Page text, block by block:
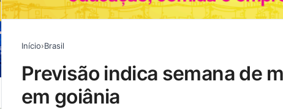
Início›Brasil
previsão indica semana de muito sol e tempo seco
em goiânia